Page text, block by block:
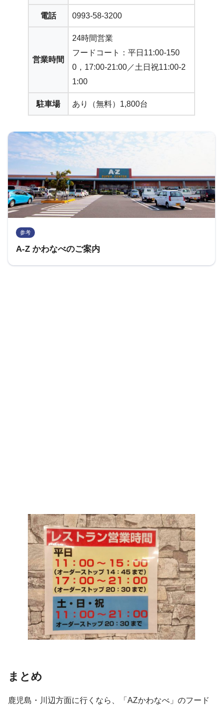
電話 0993-58-3200
営業時間
24時間営業
フードコート：平日11:00-150
0，17:00-21:00／土日祝11:00-2
1:00
駐車場 あり（無料）1,800台
参考
A-Z かわなべのご案内
まとめ
鹿児島・川辺方面に行くなら、「AZかわなべ」のフード